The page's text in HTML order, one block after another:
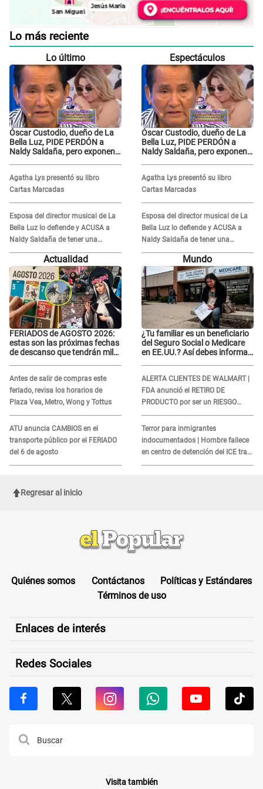
Lo más reciente
Lo último
Óscar Custodio, dueño de La
Bella Luz, PIDE PERDÓN a
Naldy Saldaña, pero exponen
grabar"
Agatha Lys presentó su libro
Cartas Marcadas
Esposa del director musical de La
Bella Luz lo defiende y ACUSA a
Naldy Saldaña de tener una
relación con él y otros integrantes
Espectáculos
Óscar Custodio, dueño de La
Bella Luz, PIDE PERDÓN a
Naldy Saldaña, pero exponen
grabar"
Agatha Lys presentó su libro
Cartas Marcadas
Esposa del director musical de La
Bella Luz lo defiende y ACUSA a
Naldy Saldaña de tener una
relación con él y otros integrantes
Actualidad
FERIADOS de AGOSTO 2026:
estas son las próximas fechas
de descanso que tendrán miles
Antes de salir de compras este
feriado, revisa los horarios de
Plaza Vea, Metro, Wong y Tottus
ATU anuncia CAMBIOS en el
transporte público por el FERIADO
del 6 de agosto
Mundo
¿Tu familiar es un beneficiario
del Seguro Social o Medicare
en EE.UU.? Así debes informar
ALERTA CLIENTES DE WALMART |
FDA anunció el RETIRO DE
PRODUCTO por ser un RIESGO
MORTAL para consumidores: ¿Cuál
es?
Terror para inmigrantes
indocumentados | Hombre fallece
en centro de detención del ICE tras
sufrir una "emergencia médica"
Regresar al inicio
Quiénes somos Contáctanos
Políticas y Estándares
Términos de uso
Enlaces de interés
Redes Sociales
Visita también